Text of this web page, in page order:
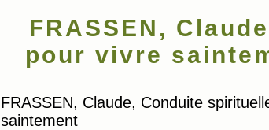
FRASSEN,
pour vivre
FRASSEN, Claude, Conduite
saintement